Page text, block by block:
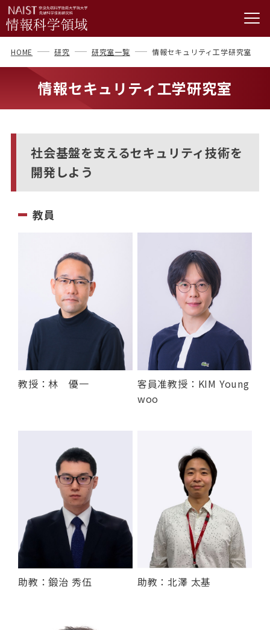
HOME 研究 研究室一覧 情報セキュリティ工学研究室
情報セキュリティ工学研究室
社会基盤を支えるセキュリティ技術を
開発しよう
教員
教授：林 優一
客員准教授：KIM Young
woo
助教：鍛治 秀伍 助教：北澤 太基